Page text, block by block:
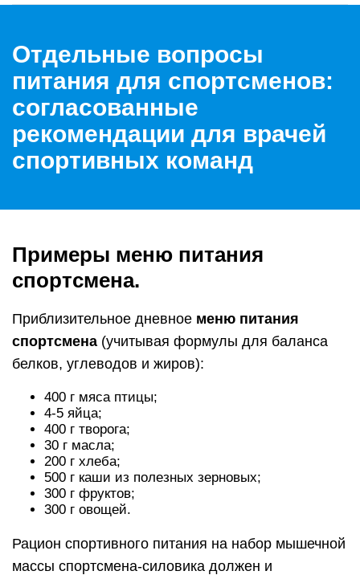
Отдельные вопросы
питания для спортсменов:
согласованные
рекомендации для врачей
спортивных команд
Примеры меню питания
спортсмена.
Приблизительное дневное меню питания
спортсмена (учитывая формулы для баланса
белков, углеводов и жиров):
400 г мяса птицы;
4-5 яйца;
400 г творога;
30 г масла;
200 г хлеба;
500 г каши из полезных зерновых;
300 г фруктов;
300 г овощей.
Рацион спортивного питания на набор мышечной
массы спортсмена-силовика должен и